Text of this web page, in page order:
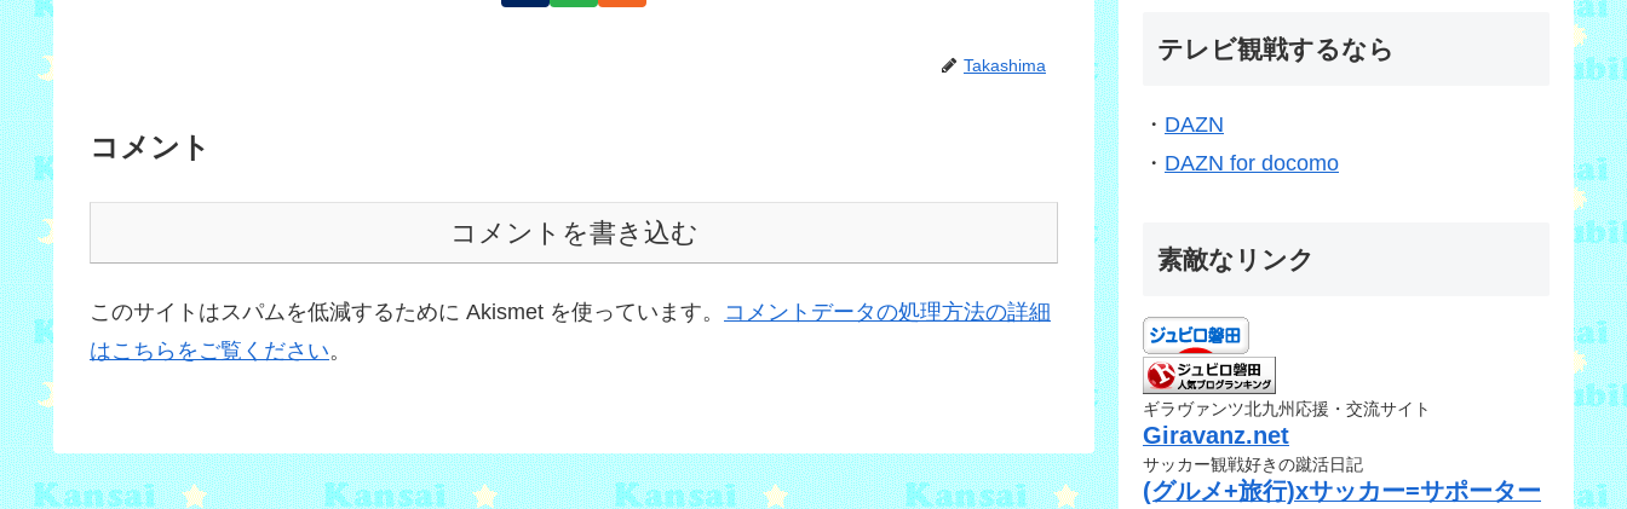
Takashima
コメント
コメントを書き込む
このサイトはスパムを低減するために Akismet を使っています。 コメントデータの処理方法の詳細
はこちらをご覧ください。
テレビ観戦するなら
・ DAZN
・ DAZN for docomo
素敵なリンク
ギラヴァンツ北九州応援・交流サイト
Giravanz.net
サッカー観戦好きの蹴活日記
(グルメ+旅行)xサッカー=サポーター